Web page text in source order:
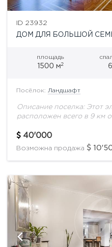
ID 23932
ДОМ ДЛЯ БОЛЬШОЙ
площадь
1500 м2 6
Посёлок: Ландшафт
Описание поселка: Этот
расположен всего в 9 км
берегу небольшого озера.
протекает Москва-река.
40'000
Возможна продажа